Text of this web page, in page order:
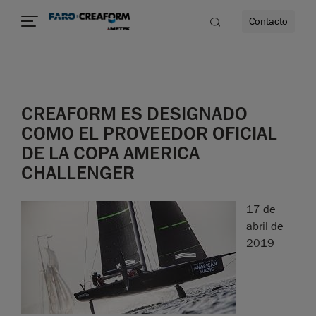
Contacto
CREAFORM ES DESIGNADO
COMO EL PROVEEDOR OFICIAL
DE LA COPA AMERICA
CHALLENGER
17 de
abril de
2019